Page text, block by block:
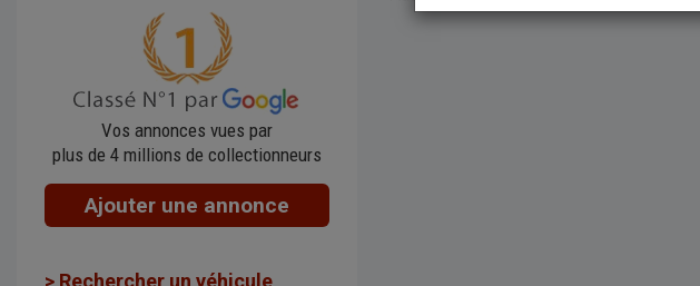
Vos annonces vues par
plus de 4 millions de collectionneurs
Ajouter une annonce
> Rechercher un véhicule